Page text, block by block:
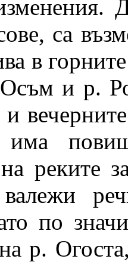
са
в
и р.
и
на реките
валежи
по
р.